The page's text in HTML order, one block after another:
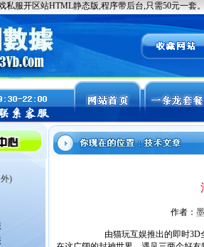
作者：
由猫玩互娱推出的即时3D全自